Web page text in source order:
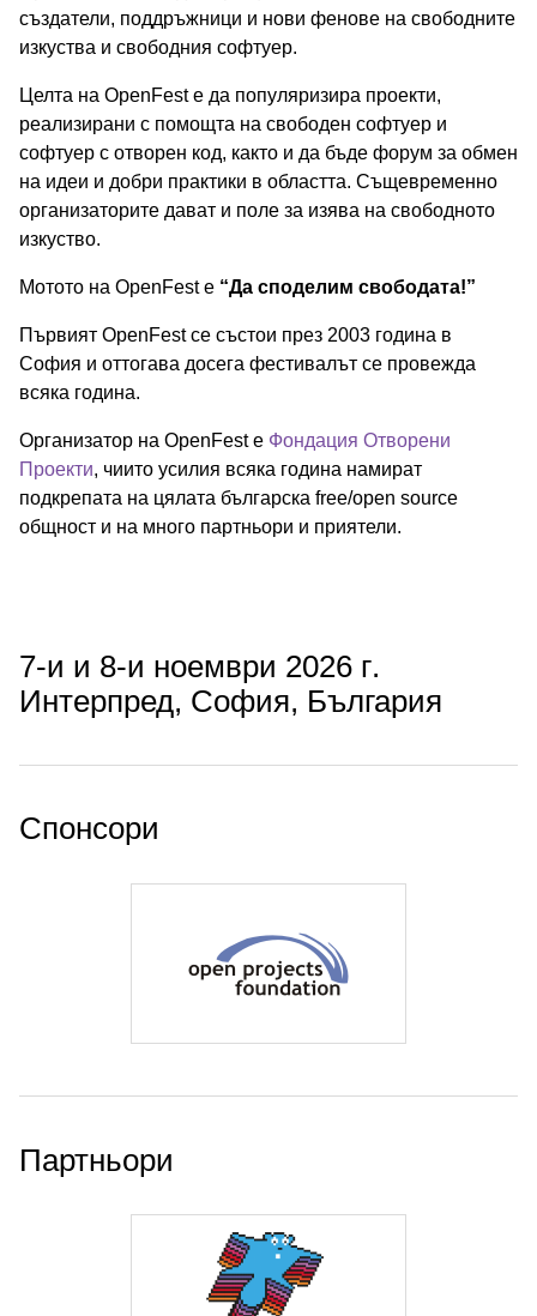
създатели, поддръжници и нови фенове на свободните
изкуства и свободния софтуер.
Целта на OpenFest е да популяризира проекти,
реализирани с помощта на свободен софтуер и
софтуер с отворен код, както и да бъде форум за обмен
на идеи и добри практики в областта. Същевременно
организаторите дават и поле за изява на свободното
изкуство.
Мотото на OpenFest е “Да споделим свободата!”
Първият OpenFest се състои през 2003 година в
София и оттогава досега фестивалът се провежда
всяка година.
Организатор на OpenFest е Фондация Отворени
Проекти, чиито усилия всяка година намират
подкрепата на цялата българска free/open source
общност и на много партньори и приятели.
7-и и 8-и ноември 2026 г.
Интерпред, София, България
Спонсори
Партньори